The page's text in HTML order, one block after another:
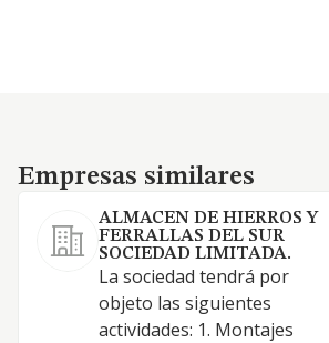
Empresas similares
Empresas similares
ALMACEN DE HIERROS Y
FERRALLAS DEL SUR
SOCIEDAD LIMITADA.
La sociedad tendrá por
objeto las siguientes
actividades: 1. Montajes